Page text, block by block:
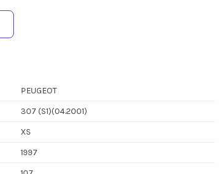
PEUGEOT
307 (S1)(04.2001)
XS
1997